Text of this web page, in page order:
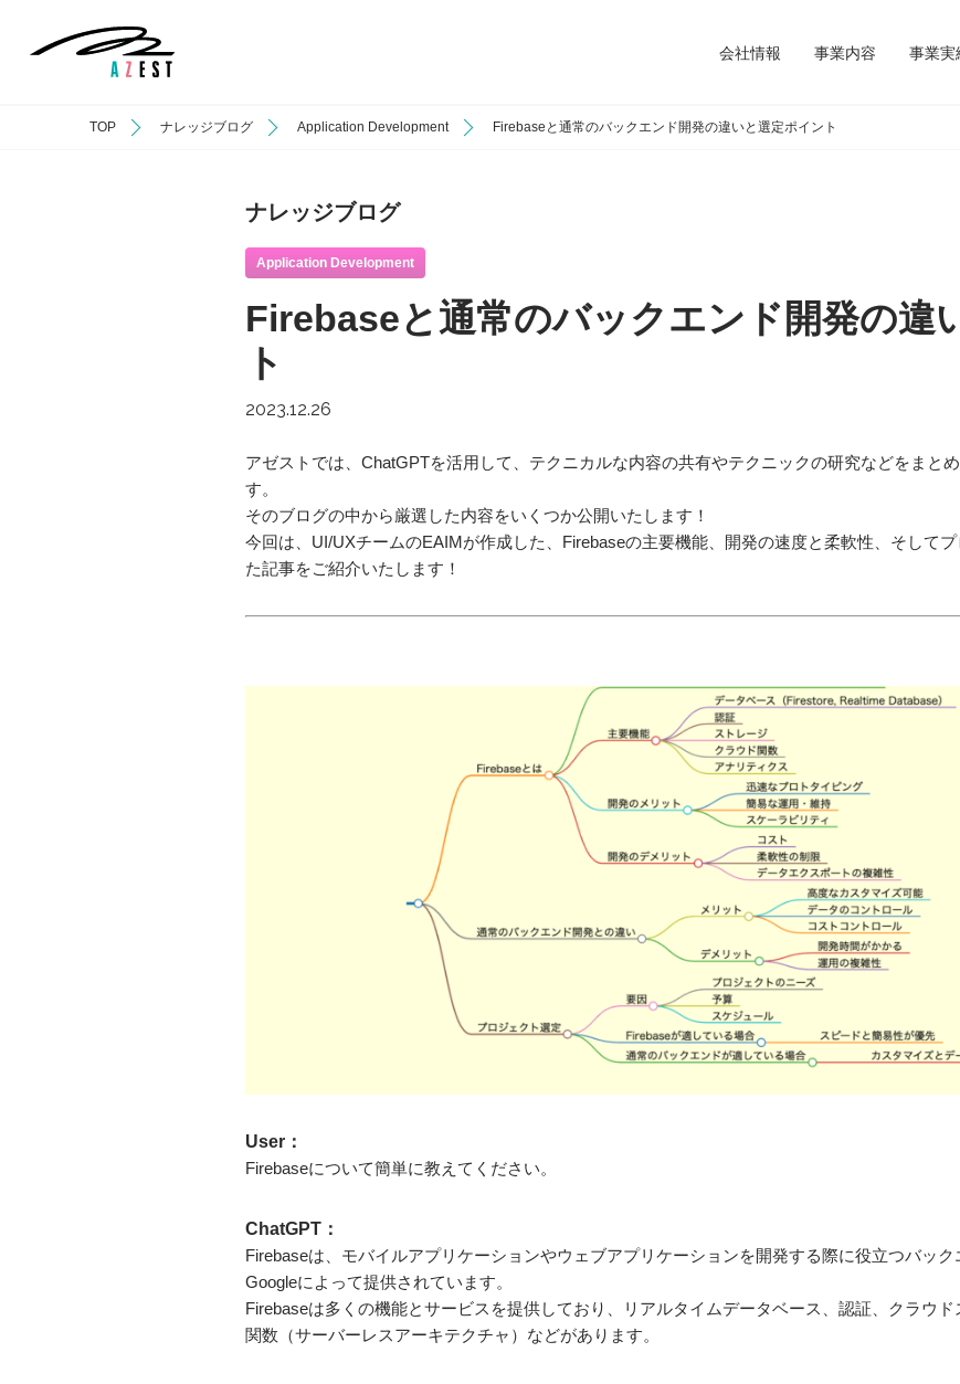
会社情報 事業内容 事業実
TOP ナレッジブログ Application Development Firebaseと通常のバックエンド開発の違いと選定ポイント
ナレッジブログ
Application Development
Firebaseと通常のバックエンド開発の違
ト
2023.12.26
アゼストでは、ChatGPTを活用して、テクニカルな内容の共有やテクニックの研究などをまと
す。
そのブログの中から厳選した内容をいくつか公開いたします！
今回は、UI/UXチームのEAIMが作成した、Firebaseの主要機能、開発の速度と柔軟性、そして
た記事をご紹介いたします！
User：
Firebaseについて簡単に教えてください。
ChatGPT：
Firebaseは、モバイルアプリケーションやウェブアプリケーションを開発する際に役立つバック
Googleによって提供されています。
Firebaseは多くの機能とサービスを提供しており、リアルタイムデータベース、認証、クラウ
関数（サーバーレスアーキテクチャ）などがあります。